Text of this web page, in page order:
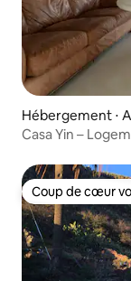
Hébergement ⋅
Casa Yin –
Coup de cœur
Coup de cœur